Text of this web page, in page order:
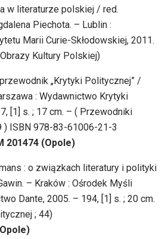
w literaturze polskiej / red.
Piechota. – Lublin :
Marii Curie-Skłodowskiej, 2011.
Kultury Polskiej)
„Krytyki Politycznej” /
: Wydawnictwo Krytyki
[1] s. ; 17 cm. – ( Przewodniki
) ISBN 978-83-61006-21-3
201474 (Opole)
: o związkach literatury i polityki
– Kraków : Ośrodek Myśli
Dante, 2005. – 194, [1] s. ; 20 cm.
; 44)